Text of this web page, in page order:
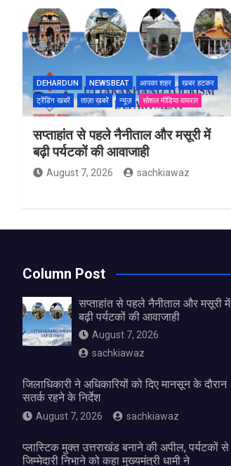
DEHARDUN NEWSBEAT आपका शहर
खबर हटकर
ट्रेंडिंग खबरें
ताज़ा ख़बरें न्यूज़ सोशल मीडिया वायरल
सप्ताहांत से पहले नैनीताल और मसूरी में
बढ़ी पर्यटकों की आवाजाही
August 7, 2026 sachkiawaz
Column Post
सप्ताहांत से पहले नैनीताल और मसूरी में
बढ़ी पर्यटकों की आवाजाही
August 7, 2026
sachkiawaz
जिलाधिकारी ने अधिकारियों को दिए मानसून के दौरान
सतर्क रहने के निर्देश
August 7, 2026 sachkiawaz
प्लास्टिक मुक्त उत्तराखंड बनाने की अपील, पर्यटकों से
जिम्मेदारी निभाने को कहा मुख्यमंत्री धामी ने